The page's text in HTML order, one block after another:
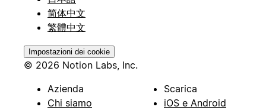
简体中文
繁體中文
Impostazioni dei cookie
© 2026 Notion Labs, Inc.
Azienda
Chi siamo
Scarica
iOS e Android